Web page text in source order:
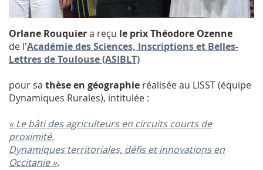
Orlane Rouquiera reçu le prix Théodore Ozenne
de l'Académie des Sciences, Inscriptions et Belles-
Lettres de Toulouse (ASIBLT)
pour sa thèse en géographie réalisée au LISST (équipe
Dynamiques Rurales), intitulée :
« Le bâti des agriculteurs en circuits courts de
proximité.
Dynamiques territoriales, défis et innovations en
Occitanie ».